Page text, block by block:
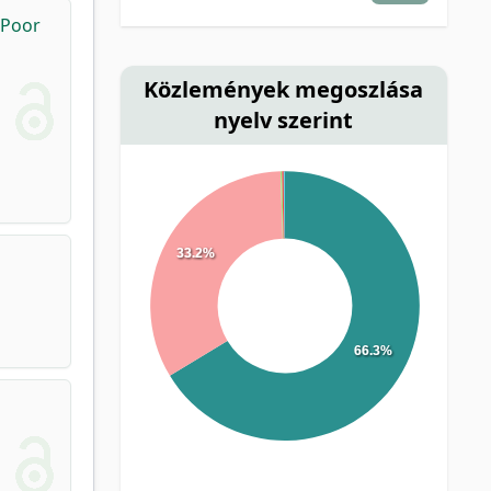
Közlemények megoszlása
nyelv szerint
66.3%
33.2%